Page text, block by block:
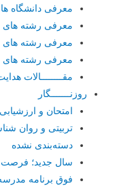
معرفی دانشگاه
معرفی رشته های
معرفی رشته های
معرفی رشته های
مقــــــــالات
روزنـــــــگار
امتحان و ارزشیابی
تربیتی و روان
دسته‌بندی نشده
سال جدید؛ فرصت
فوق برنامه